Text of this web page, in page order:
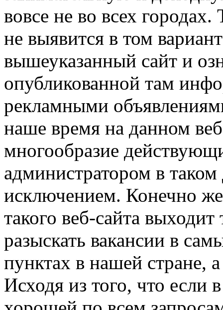
вовсе не во всех
не выявится в том
вышеуказанный сайт и
опубликованной там
рекламными
наше время на данном
многообразие
администратором в таком
исключением. Конечно
такого веб-сайта
разыскать вакансии в
пунктах в нашей стране,
Исходя из того, что если